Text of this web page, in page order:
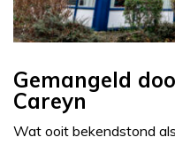
Gemangeld
Careyn
Wat ooit bekendstond